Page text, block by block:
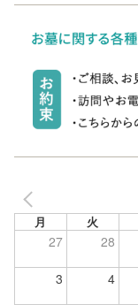
月 火
27 28
3 4